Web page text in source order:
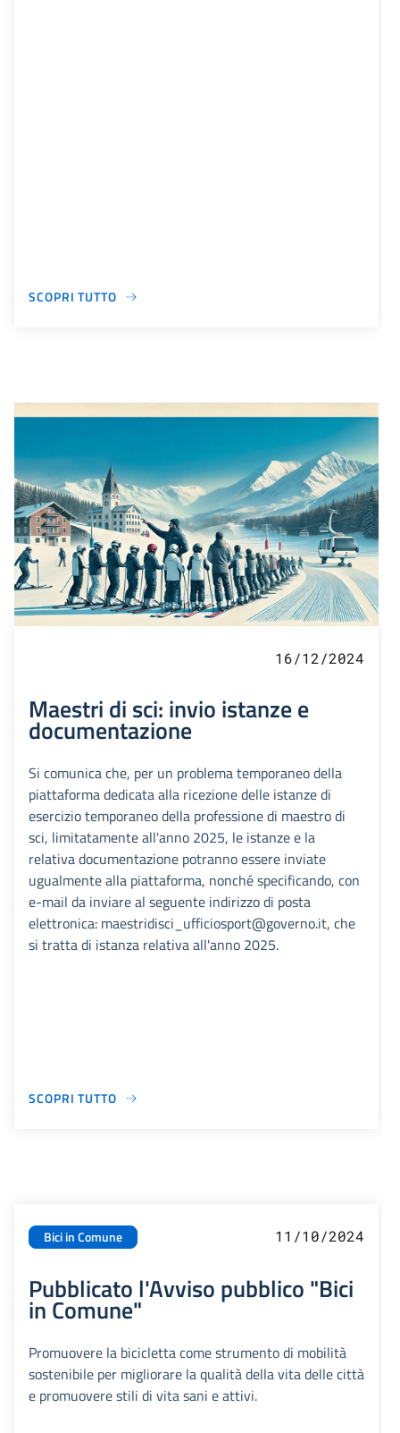
SCOPRI TUTTO
16/12/2024
Maestri di sci: invio istanze e
documentazione
Si comunica che, per un problema temporaneo della
piattaforma dedicata alla ricezione delle istanze di
esercizio temporaneo della professione di maestro di
sci, limitatamente all'anno 2025, le istanze e la
relativa documentazione potranno essere inviate
ugualmente alla piattaforma, nonché specificando, con
e-mail da inviare al seguente indirizzo di posta
elettronica: maestridisci_ufficiosport@governo.it, che
si tratta di istanza relativa all'anno 2025.
SCOPRI TUTTO
Bici in Comune 11/10/2024
Pubblicato l'Avviso pubblico "Bici
in Comune"
Promuovere la bicicletta come strumento di mobilità
sostenibile per migliorare la qualità della vita delle città
e promuovere stili di vita sani e attivi.